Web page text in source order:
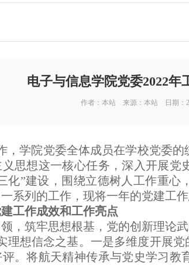
电子与信息学院党委2022年
作者：本站 来源：本站 日期：
，学院党委全体成员在学校党委
思想这一核心任务，深入开展
化”建设，围绕立德树人工作重
系列的工作，现将一年的党建工作
工作成效和工作亮点
，筑牢思想根基，党的创新理论武
理想信念之基。一是多维度开展
。将航天精神传承与党史学习教